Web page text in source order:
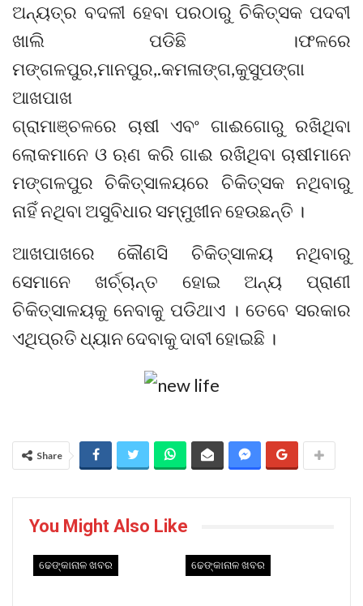
ଅନ୍ୟତ୍ର ବଦଳୀ ହେବା ପରଠାରୁ ଚିକିତ୍ସକ ପଦବୀ
ଖାଲି ପଡିଛି ।ଫଳରେ
ମଙ୍ଗଳପୁର,ମାନପୁର,.କମଳାଙ୍ଗ,କୁସୁପଙ୍ଗା
ଆଖପାଖ
ଗ୍ରାମାଞ୍ଚଳରେ ଚାଷୀ ଏବଂ ଗାଈଗୋରୁ ରଖିଥିବା
ଲୋକମାନେ ଓ ଋଣ କରି ଗାଈ ରଖିଥିବା ଚାଷୀମାନେ
ମଙ୍ଗଳପୁର ଚିକିତ୍ସାଳୟରେ ଚିକିତ୍ସକ ନଥିବାରୁ
ନାହିଁ ନଥିବା ଅସୁବିଧାର ସମ୍ମୁଖୀନ ହେଉଛନ୍ତି ।
ଆଖପାଖରେ କୌଣସି ଚିକିତ୍ସାଳୟ ନଥିବାରୁ
ସେମାନେ ଖର୍ଚ୍ଚାନ୍ତ ହୋଇ ଅନ୍ୟ ପ୍ରାଣୀ
ଚିକିତ୍ସାଳୟକୁ ନେବାକୁ ପଡିଥାଏ । ତେବେ ସରକାର
ଏଥିପ୍ରତି ଧ୍ୟାନ ଦେବାକୁ ଦାବୀ ହୋଇଛି ।
Share
You Might Also Like
ଢେଙ୍କାନାଳ ଖବର ଢେଙ୍କାନାଳ ଖବର